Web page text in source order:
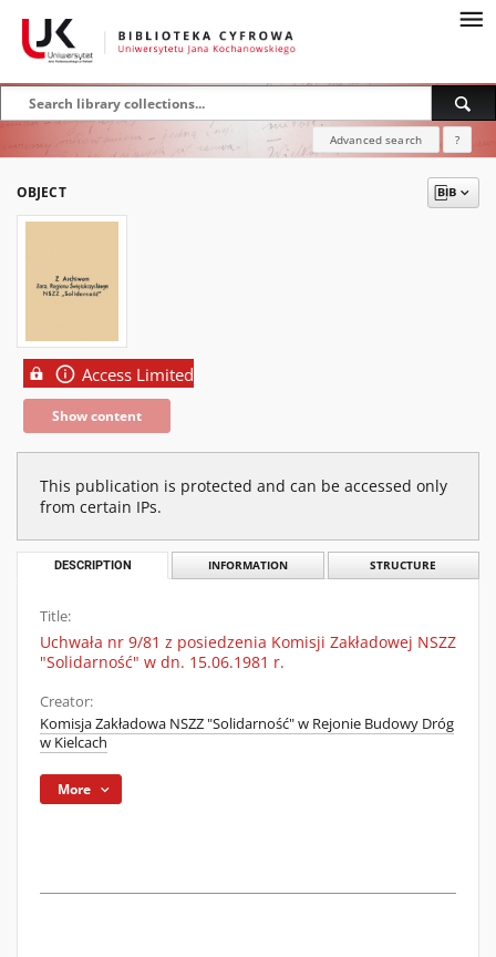
Advanced search ?
OBJECT
Access Limited
Show content
This publication is protected and can be accessed only
from certain IPs.
DESCRIPTION INFORMATION STRUCTURE
Title:
Uchwała nr 9/81 z posiedzenia Komisji Zakładowej NSZZ
"Solidarność" w dn. 15.06.1981 r.
Creator:
Komisja Zakładowa NSZZ "Solidarność" w Rejonie Budowy Dróg
w Kielcach
More